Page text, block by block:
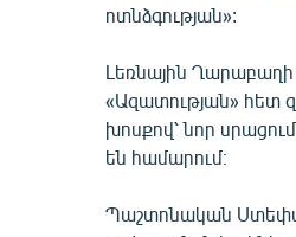
ոտնձգության»:
Լեռնային
«Ազատության» հետ
խոսքով՝ նոր
են համարում։
Պաշտոնական